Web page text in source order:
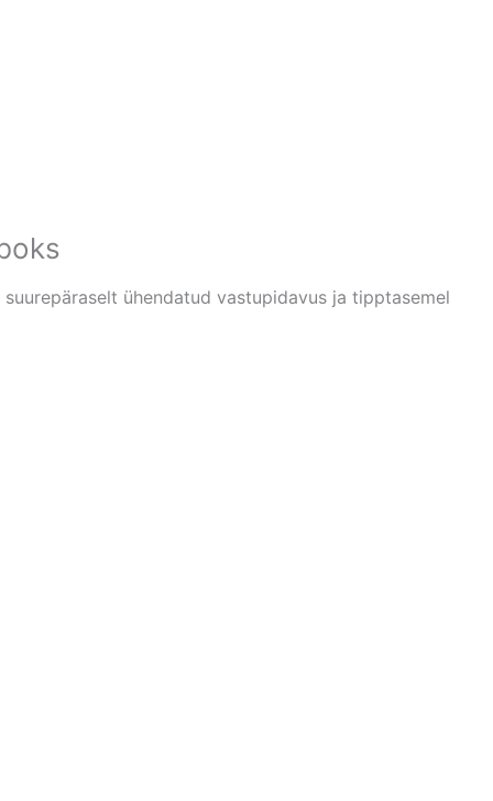
ühendatud vastupidavus ja tipptasemel